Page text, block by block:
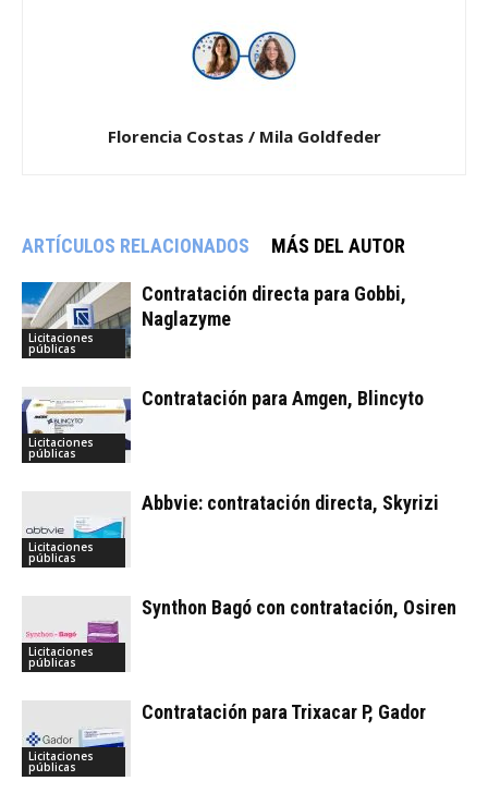
Florencia Costas / Mila Goldfeder
ARTÍCULOS RELACIONADOS MÁS DEL AUTOR
Licitaciones
públicas
Contratación directa para Gobbi,
Naglazyme
Licitaciones
públicas
Contratación para Amgen, Blincyto
Licitaciones
públicas
Abbvie: contratación directa, Skyrizi
Licitaciones
públicas
Synthon Bagó con contratación, Osiren
Licitaciones
públicas
Contratación para Trixacar P, Gador